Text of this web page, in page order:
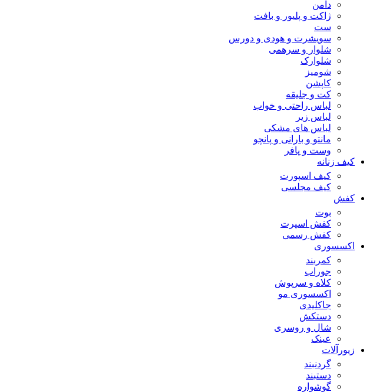
دامن
ژاکت و پلیور و بافت
ست
سویشرت و هودی و دورس
شلوار و سرهمی
شلوارک
شومیز
کاپشن
کت و جلیقه
لباس راحتی و خواب
لباس زیر
لباس های مشکی
مانتو و بارانی و پانچو
وست و پافر
کیف زنانه
کیف اسپورت
کیف مجلسی
کفش
بوت
کفش اسپرت
کفش رسمی
اکسسوری
کمربند
جوراب
کلاه و سرپوش
اکسسوری مو
جاکلیدی
دستکش
شال و روسری
عینک
زیورآلات
گردنبند
دستبند
گوشواره